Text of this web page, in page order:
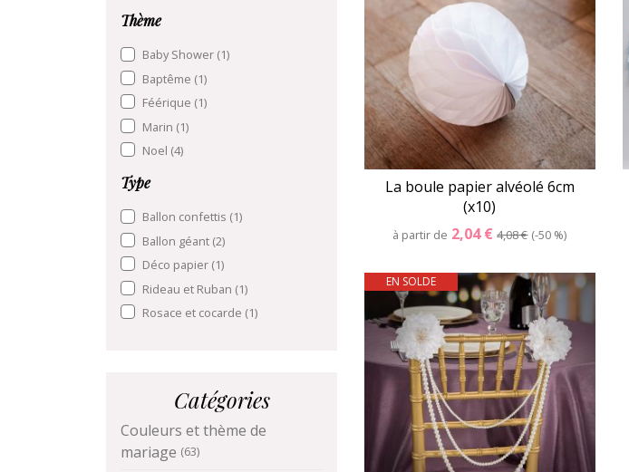
Thème
Baby Shower (1)
Baptême (1)
Féérique (1)
Marin (1)
Noel (4)
Type
Ballon confettis (1)
Ballon géant (2)
Déco papier (1)
Rideau et Ruban (1)
Rosace et cocarde (1)
Catégories
Couleurs et thème de
mariage (63)
La boule papier alvéolé 6cm
(x10)
à partir de 2,04 €4,08 € -50 %
Détails Panier
EN SOLDE